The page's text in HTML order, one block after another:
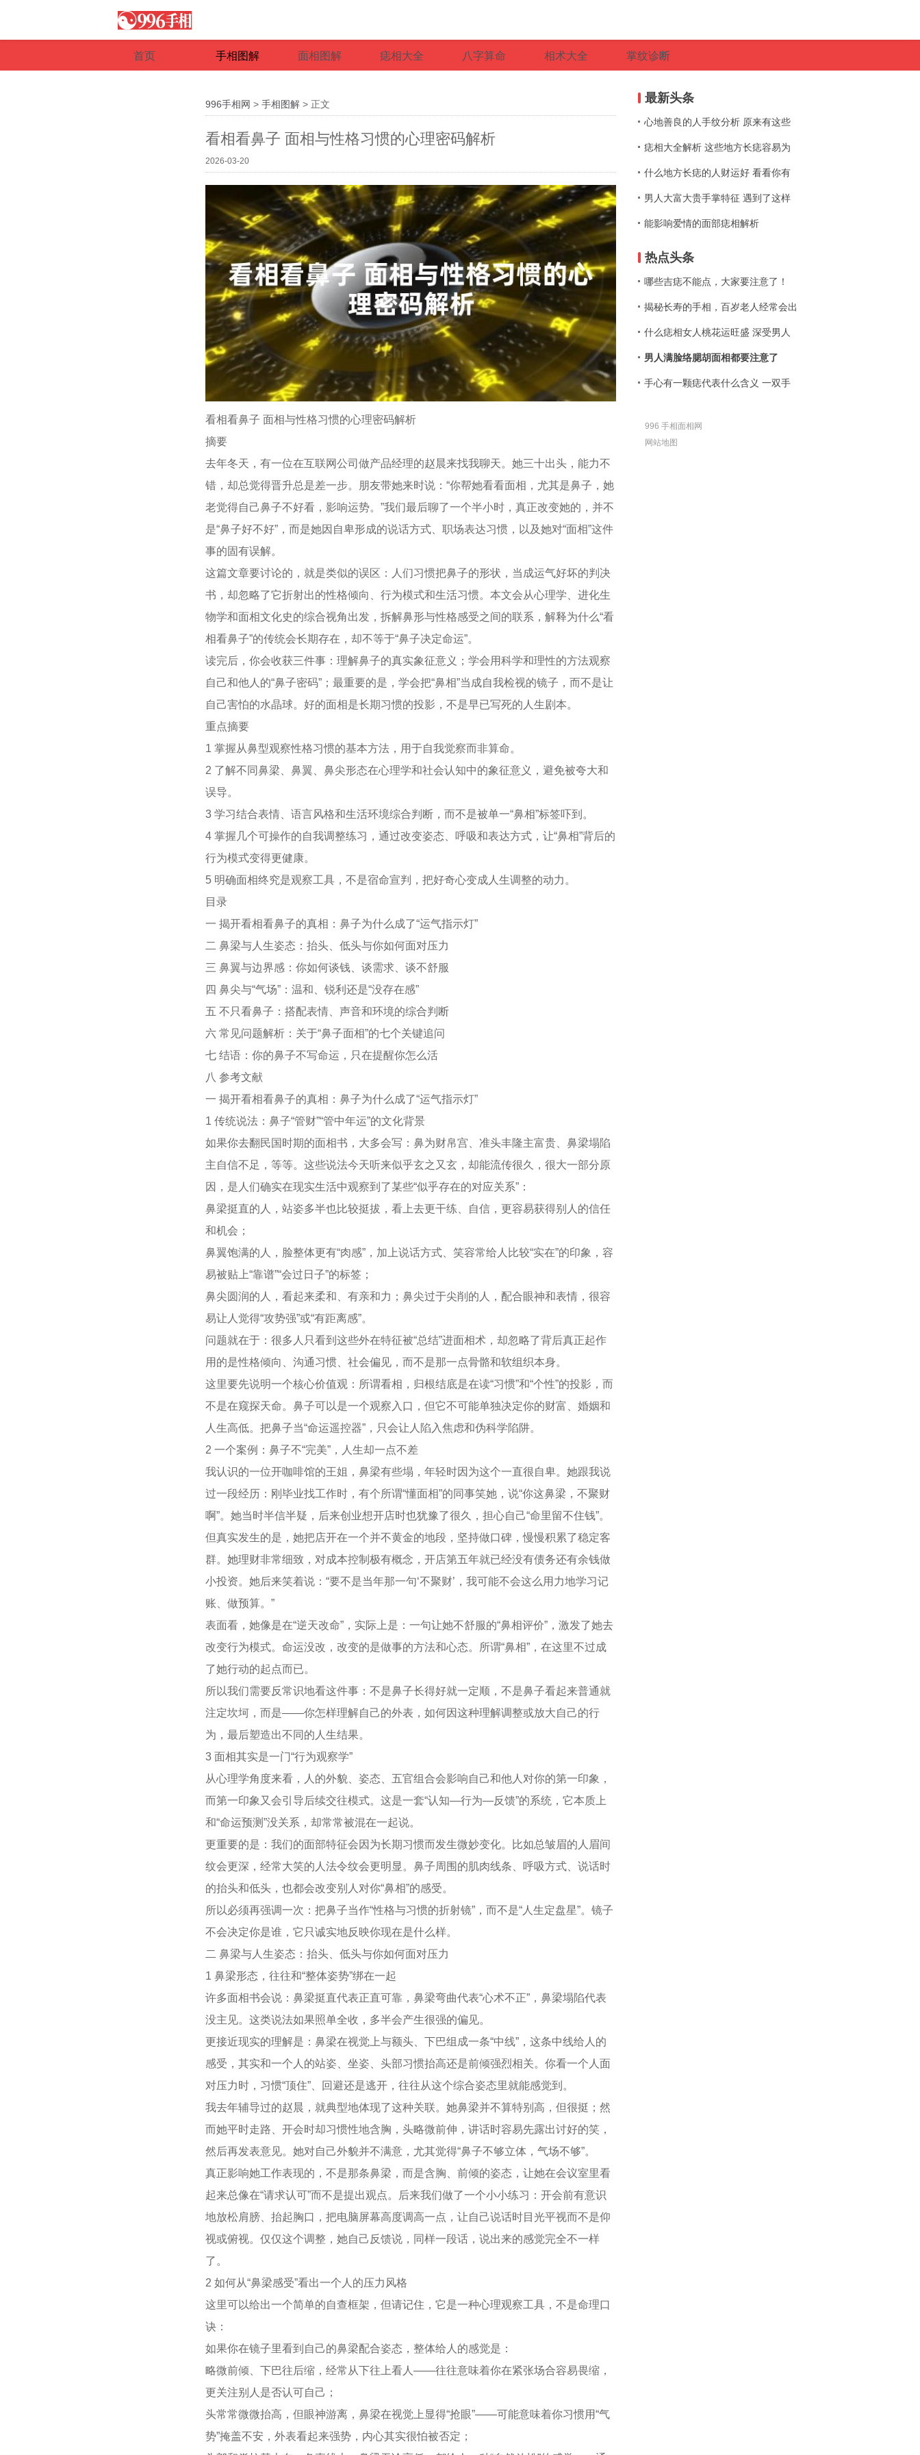
首页 手相图解 面相图解 痣相大全 八字算命 相术大全 掌纹诊断
996手相网 > 手相图解 > 正文
看相看鼻子 面相与性格习惯的心理密码解析
2026-03-20
看相看鼻子 面相与性格习惯的心理密码解析
摘要
去年冬天，有一位在互联网公司做产品经理的赵晨来找我聊天。她三十出头，能力不
错，却总觉得晋升总是差一步。朋友带她来时说：“你帮她看看面相，尤其是鼻子，她
老觉得自己鼻子不好看，影响运势。”我们最后聊了一个半小时，真正改变她的，并不
是“鼻子好不好”，而是她因自卑形成的说话方式、职场表达习惯，以及她对“面相”这件
事的固有误解。
这篇文章要讨论的，就是类似的误区：人们习惯把鼻子的形状，当成运气好坏的判决
书，却忽略了它折射出的性格倾向、行为模式和生活习惯。本文会从心理学、进化生
物学和面相文化史的综合视角出发，拆解鼻形与性格感受之间的联系，解释为什么“看
相看鼻子”的传统会长期存在，却不等于“鼻子决定命运”。
读完后，你会收获三件事：理解鼻子的真实象征意义；学会用科学和理性的方法观察
自己和他人的“鼻子密码”；最重要的是，学会把“鼻相”当成自我检视的镜子，而不是让
自己害怕的水晶球。好的面相是长期习惯的投影，不是早已写死的人生剧本。
重点摘要
1 掌握从鼻型观察性格习惯的基本方法，用于自我觉察而非算命。
2 了解不同鼻梁、鼻翼、鼻尖形态在心理学和社会认知中的象征意义，避免被夸大和
误导。
3 学习结合表情、语言风格和生活环境综合判断，而不是被单一“鼻相”标签吓到。
4 掌握几个可操作的自我调整练习，通过改变姿态、呼吸和表达方式，让“鼻相”背后的
行为模式变得更健康。
5 明确面相终究是观察工具，不是宿命宣判，把好奇心变成人生调整的动力。
目录
一 揭开看相看鼻子的真相：鼻子为什么成了“运气指示灯”
二 鼻梁与人生姿态：抬头、低头与你如何面对压力
三 鼻翼与边界感：你如何谈钱、谈需求、谈不舒服
四 鼻尖与“气场”：温和、锐利还是“没存在感”
五 不只看鼻子：搭配表情、声音和环境的综合判断
六 常见问题解析：关于“鼻子面相”的七个关键追问
七 结语：你的鼻子不写命运，只在提醒你怎么活
八 参考文献
一 揭开看相看鼻子的真相：鼻子为什么成了“运气指示灯”
1 传统说法：鼻子“管财”“管中年运”的文化背景
如果你去翻民国时期的面相书，大多会写：鼻为财帛宫、准头丰隆主富贵、鼻梁塌陷
主自信不足，等等。这些说法今天听来似乎玄之又玄，却能流传很久，很大一部分原
因，是人们确实在现实生活中观察到了某些“似乎存在的对应关系”：
鼻梁挺直的人，站姿多半也比较挺拔，看上去更干练、自信，更容易获得别人的信任
和机会；
鼻翼饱满的人，脸整体更有“肉感”，加上说话方式、笑容常给人比较“实在”的印象，容
易被贴上“靠谱”“会过日子”的标签；
鼻尖圆润的人，看起来柔和、有亲和力；鼻尖过于尖削的人，配合眼神和表情，很容
易让人觉得“攻势强”或“有距离感”。
问题就在于：很多人只看到这些外在特征被“总结”进面相术，却忽略了背后真正起作
用的是性格倾向、沟通习惯、社会偏见，而不是那一点骨骼和软组织本身。
这里要先说明一个核心价值观：所谓看相，归根结底是在读“习惯”和“个性”的投影，而
不是在窥探天命。鼻子可以是一个观察入口，但它不可能单独决定你的财富、婚姻和
人生高低。把鼻子当“命运遥控器”，只会让人陷入焦虑和伪科学陷阱。
2 一个案例：鼻子不“完美”，人生却一点不差
我认识的一位开咖啡馆的王姐，鼻梁有些塌，年轻时因为这个一直很自卑。她跟我说
过一段经历：刚毕业找工作时，有个所谓“懂面相”的同事笑她，说“你这鼻梁，不聚财
啊”。她当时半信半疑，后来创业想开店时也犹豫了很久，担心自己“命里留不住钱”。
但真实发生的是，她把店开在一个并不黄金的地段，坚持做口碑，慢慢积累了稳定客
群。她理财非常细致，对成本控制极有概念，开店第五年就已经没有债务还有余钱做
小投资。她后来笑着说：“要不是当年那一句‘不聚财’，我可能不会这么用力地学习记
账、做预算。”
表面看，她像是在“逆天改命”，实际上是：一句让她不舒服的“鼻相评价”，激发了她去
改变行为模式。命运没改，改变的是做事的方法和心态。所谓“鼻相”，在这里不过成
了她行动的起点而已。
所以我们需要反常识地看这件事：不是鼻子长得好就一定顺，不是鼻子看起来普通就
注定坎坷，而是——你怎样理解自己的外表，如何因这种理解调整或放大自己的行
为，最后塑造出不同的人生结果。
3 面相其实是一门“行为观察学”
从心理学角度来看，人的外貌、姿态、五官组合会影响自己和他人对你的第一印象，
而第一印象又会引导后续交往模式。这是一套“认知—行为—反馈”的系统，它本质上
和“命运预测”没关系，却常常被混在一起说。
更重要的是：我们的面部特征会因为长期习惯而发生微妙变化。比如总皱眉的人眉间
纹会更深，经常大笑的人法令纹会更明显。鼻子周围的肌肉线条、呼吸方式、说话时
的抬头和低头，也都会改变别人对你“鼻相”的感受。
所以必须再强调一次：把鼻子当作“性格与习惯的折射镜”，而不是“人生定盘星”。镜子
不会决定你是谁，它只诚实地反映你现在是什么样。
二 鼻梁与人生姿态：抬头、低头与你如何面对压力
1 鼻梁形态，往往和“整体姿势”绑在一起
许多面相书会说：鼻梁挺直代表正直可靠，鼻梁弯曲代表“心术不正”，鼻梁塌陷代表
没主见。这类说法如果照单全收，多半会产生很强的偏见。
更接近现实的理解是：鼻梁在视觉上与额头、下巴组成一条“中线”，这条中线给人的
感受，其实和一个人的站姿、坐姿、头部习惯抬高还是前倾强烈相关。你看一个人面
对压力时，习惯“顶住”、回避还是逃开，往往从这个综合姿态里就能感觉到。
我去年辅导过的赵晨，就典型地体现了这种关联。她鼻梁并不算特别高，但很挺；然
而她平时走路、开会时却习惯性地含胸，头略微前伸，讲话时容易先露出讨好的笑，
然后再发表意见。她对自己外貌并不满意，尤其觉得“鼻子不够立体，气场不够”。
真正影响她工作表现的，不是那条鼻梁，而是含胸、前倾的姿态，让她在会议室里看
起来总像在“请求认可”而不是提出观点。后来我们做了一个小小练习：开会前有意识
地放松肩膀、抬起胸口，把电脑屏幕高度调高一点，让自己说话时目光平视而不是仰
视或俯视。仅仅这个调整，她自己反馈说，同样一段话，说出来的感觉完全不一样
了。
2 如何从“鼻梁感受”看出一个人的压力风格
这里可以给出一个简单的自查框架，但请记住，它是一种心理观察工具，不是命理口
诀：
如果你在镜子里看到自己的鼻梁配合姿态，整体给人的感觉是：
略微前倾、下巴往后缩，经常从下往上看人——往往意味着你在紧张场合容易畏缩，
更关注别人是否认可自己；
头常常微微抬高，但眼神游离，鼻梁在视觉上显得“抢眼”——可能意味着你习惯用“气
势”掩盖不安，外表看起来强势，内心其实很怕被否定；
最新头条
心地善良的人手纹分析 原来有这些
痣相大全解析 这些地方长痣容易为
什么地方长痣的人财运好 看看你有
男人大富大贵手掌特征 遇到了这样
能影响爱情的面部痣相解析
热点头条
哪些吉痣不能点，大家要注意了！
揭秘长寿的手相，百岁老人经常会出
什么痣相女人桃花运旺盛 深受男人
男人满脸络腮胡面相都要注意了
手心有一颗痣代表什么含义 一双手
996 手相面相网
网站地图